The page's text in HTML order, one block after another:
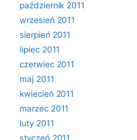
październik 2011
wrzesień 2011
sierpień 2011
lipiec 2011
czerwiec 2011
maj 2011
kwiecień 2011
marzec 2011
luty 2011
styczeń 2011